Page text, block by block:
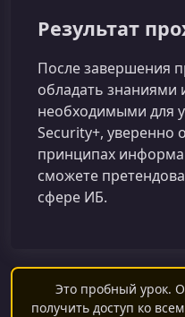
Результат
После завершения
обладать знаниями
необходимыми для
Security+, уверенно
принципах
сможете
сфере ИБ.
Это пробный урок.
получить доступ ко